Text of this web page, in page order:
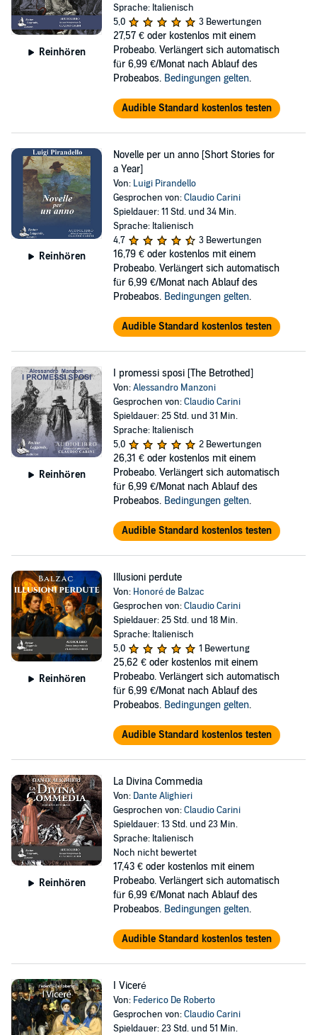
Reinhören
Sprache: Italienisch
5,0
3 Bewertungen
27,57 € oder kostenlos mit einem
Probeabo. Verlängert sich automatisch
für 6,99 €/Monat nach Ablauf des
Probeabos. Bedingungen gelten.
Audible Standard kostenlos testen
Reinhören
Novelle per un anno [Short Stories for
a Year]
Von: Luigi Pirandello
Gesprochen von:Claudio Carini
Spieldauer: 11 Std. und 34 Min.
Sprache: Italienisch
4,7
3 Bewertungen
16,79 € oder kostenlos mit einem
Probeabo. Verlängert sich automatisch
für 6,99 €/Monat nach Ablauf des
Probeabos. Bedingungen gelten.
Audible Standard kostenlos testen
Reinhören
I promessi sposi [The Betrothed]
Von:Alessandro Manzoni
Gesprochen von:Claudio Carini
Spieldauer: 25 Std. und 31 Min.
Sprache: Italienisch
5,0
2 Bewertungen
26,31 € oder kostenlos mit einem
Probeabo. Verlängert sich automatisch
für 6,99 €/Monat nach Ablauf des
Probeabos. Bedingungen gelten.
Audible Standard kostenlos testen
Reinhören
Illusioni perdute
Von: Honoré de Balzac
Gesprochen von:Claudio Carini
Spieldauer: 25 Std. und 18 Min.
Sprache: Italienisch
5,0
1 Bewertung
25,62 € oder kostenlos mit einem
Probeabo. Verlängert sich automatisch
für 6,99 €/Monat nach Ablauf des
Probeabos. Bedingungen gelten.
Audible Standard kostenlos testen
Reinhören
La Divina Commedia
Von: Dante Alighieri
Gesprochen von:Claudio Carini
Spieldauer: 13 Std. und 23 Min.
Sprache: Italienisch
Noch nicht bewertet
17,43 € oder kostenlos mit einem
Probeabo. Verlängert sich automatisch
für 6,99 €/Monat nach Ablauf des
Probeabos. Bedingungen gelten.
Audible Standard kostenlos testen
I Viceré
Von: Federico De Roberto
Gesprochen von:Claudio Carini
Spieldauer: 23 Std. und 51 Min.